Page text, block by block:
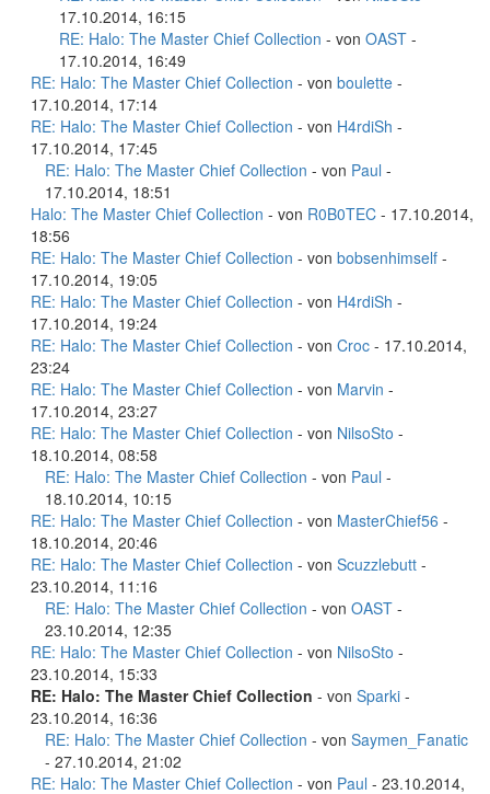
17.10.2014, 16:15
RE: Halo: The Master Chief Collection - von OAST -
17.10.2014, 16:49
RE: Halo: The Master Chief Collection - von boulette -
17.10.2014, 17:14
RE: Halo: The Master Chief Collection - von H4rdiSh -
17.10.2014, 17:45
RE: Halo: The Master Chief Collection - von Paul -
17.10.2014, 18:51
Halo: The Master Chief Collection - von R0B0TEC - 17.10.2014,
18:56
RE: Halo: The Master Chief Collection - von bobsenhimself -
17.10.2014, 19:05
RE: Halo: The Master Chief Collection - von H4rdiSh -
17.10.2014, 19:24
RE: Halo: The Master Chief Collection - von Croc - 17.10.2014,
23:24
RE: Halo: The Master Chief Collection - von Marvin -
17.10.2014, 23:27
RE: Halo: The Master Chief Collection - von NilsoSto -
18.10.2014, 08:58
RE: Halo: The Master Chief Collection - von Paul -
18.10.2014, 10:15
RE: Halo: The Master Chief Collection - von MasterChief56 -
18.10.2014, 20:46
RE: Halo: The Master Chief Collection - von Scuzzlebutt -
23.10.2014, 11:16
RE: Halo: The Master Chief Collection - von OAST -
23.10.2014, 12:35
RE: Halo: The Master Chief Collection - von NilsoSto -
23.10.2014, 15:33
RE: Halo: The Master Chief Collection - von Sparki -
23.10.2014, 16:36
RE: Halo: The Master Chief Collection - von Saymen_Fanatic
- 27.10.2014, 21:02
RE: Halo: The Master Chief Collection - von Paul - 23.10.2014,